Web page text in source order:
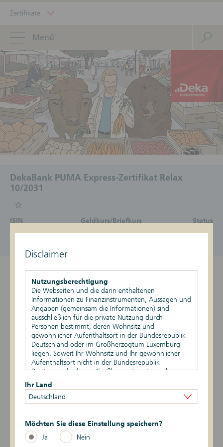
Disclaimer
Nutzungsberechtigung
Die Webseiten und die darin enthaltenen
Informationen zu Finanzinstrumenten, Aussagen und
Angaben (gemeinsam die Informationen) sind
ausschließlich für die private Nutzung durch
Personen bestimmt, deren Wohnsitz und
gewöhnlicher Aufenthaltsort in der Bundesrepublik
Deutschland oder im Großherzogtum Luxemburg
liegen. Soweit Ihr Wohnsitz und Ihr gewöhnlicher
Aufenthaltsort nicht in der Bundesrepublik
Deutschland oder im Großherzogtum Luxemburg
liegen, ist Ihnen die Nutzung dieser Webseiten nicht
gestattet. Durch die Nutzung dieser Webseiten
bestätigen Sie, dass Ihr Wohnsitz und gewöhnlicher
Vertriebsbeschränkungen
Die auf den Webseiten enthaltenen Informationen
Ihr Land
Deutschland
Möchten Sie diese Einstellung speichern?
Ja
Nein
Zertifikate
Menü
DekaBank PUMA Express-Zertifikat Relax
10/2031
ISIN
DE000DK1F7K5
Geldkurs/Briefkurs
1.099,95 EUR / 1.109,95 EUR
Status
aktiv
Produktdetails
Basiswert
Szenario-Rechner
Publikationen
Datum Ereignis Daten
06.07.2026 Risikoindikator 6 -> 1